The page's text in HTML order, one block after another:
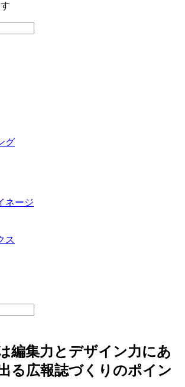
グ
ネージ
ス
編集力とデザイン力にあ
る広報誌づくりのポイン